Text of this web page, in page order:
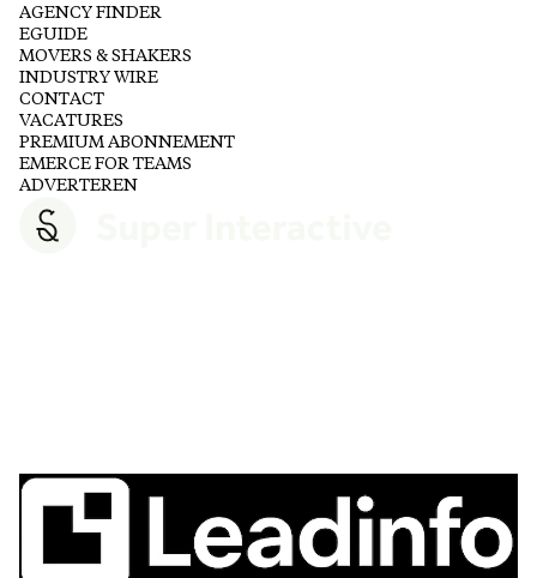
AGENCY FINDER
EGUIDE
MOVERS & SHAKERS
INDUSTRY WIRE
CONTACT
VACATURES
PREMIUM ABONNEMENT
EMERCE FOR TEAMS
ADVERTEREN